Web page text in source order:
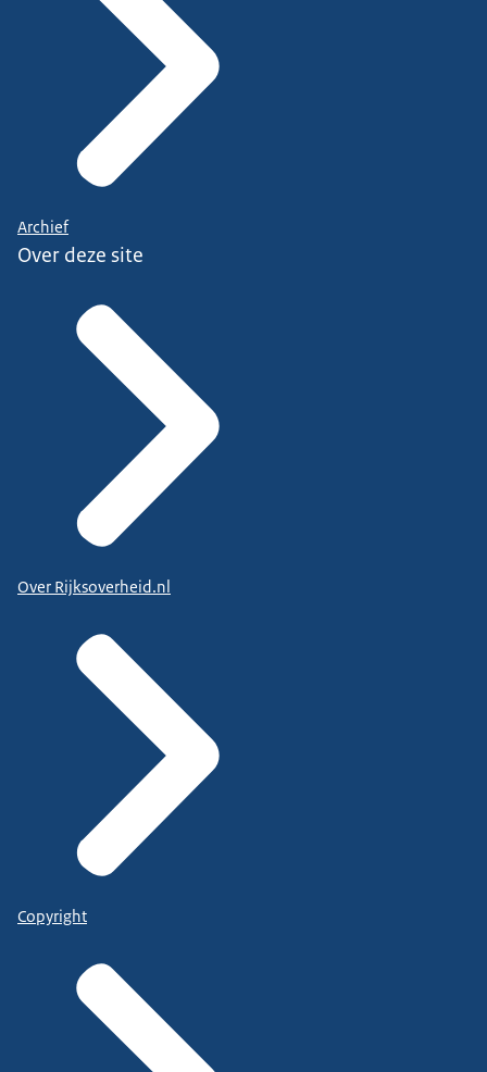
Archief
Over deze site
Over Rijksoverheid.nl
Copyright